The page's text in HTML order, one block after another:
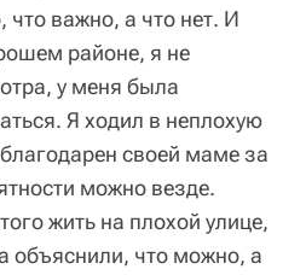
что важно, а что нет. И
районе, я не
у меня была
Я ходил в неплохую
своей маме за
можно везде.
жить на плохой улице,
объяснили, что можно, а